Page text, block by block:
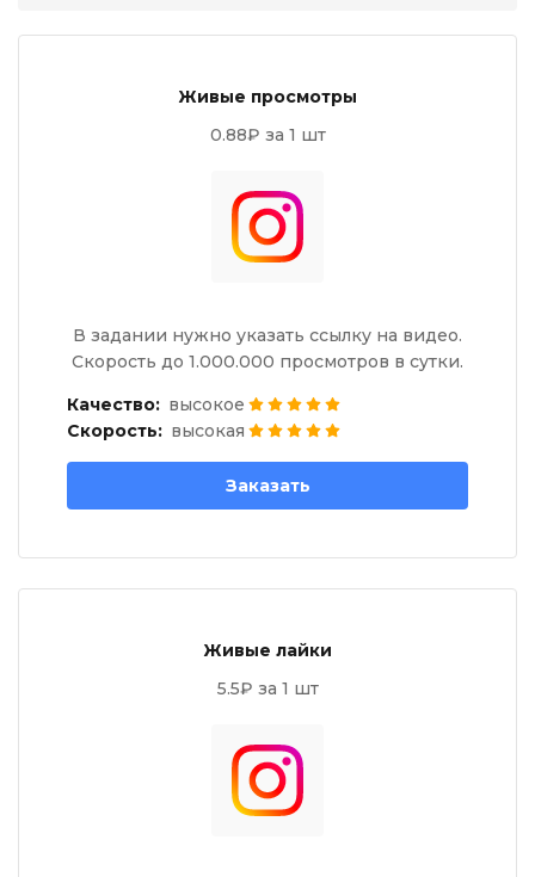
Живые просмотры
0.88₽ за 1 шт
В задании нужно указать ссылку на видео.
Скорость до 1.000.000 просмотров в сутки.
Качество: высокое
Скорость: высокая
Заказать
Живые лайки
5.5₽ за 1 шт